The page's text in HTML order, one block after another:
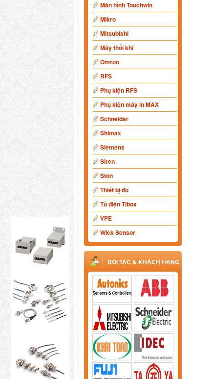
Màn hình Touchwin
Mikro
Mitsubishi
Máy thổi khí
Omron
RFS
Phụ kiện RFS
Phụ kiện máy in MAX
Schneider
Shimax
Siemens
Siren
Ston
Thiết bị đo
Tủ điện Tibox
VPE
Wick Sensor
ĐỐI TÁC & KHÁCH HÀNG